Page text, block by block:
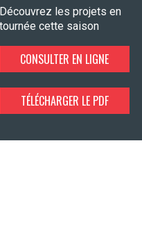
Découvrez les projets en
tournée cette saison
CONSULTER EN LIGNE
TÉLÉCHARGER LE PDF